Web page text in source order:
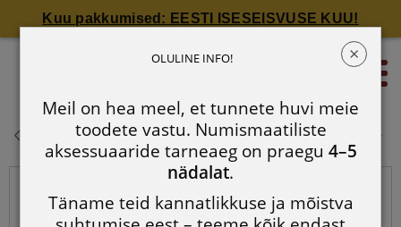
Kuu pakkumised: EESTI ISESEISVUSE KUU!
VISTA euromüntide album: 2
albumit komplektis
VISTA euromüntide album: 2
×
OLULINE INFO!
Meil on hea meel, et tunnete huvi meie
toodete vastu. Numismaatiliste
aksessuaaride tarneaeg on praegu 4–5
nädalat.
Täname teid kannatlikkuse ja mõistva